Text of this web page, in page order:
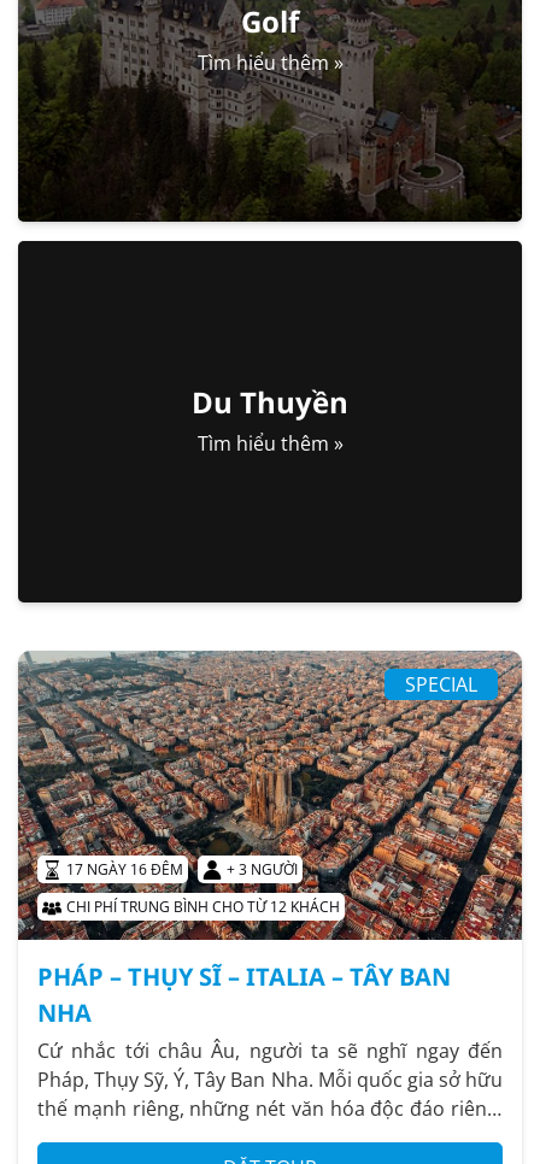
Golf
Tìm hiểu thêm »
Du Thuyền
Tìm hiểu thêm »
SPECIAL
17 NGÀY 16 ĐÊM
+ 3 NGƯỜI
CHI PHÍ TRUNG BÌNH CHO TỪ 12 KHÁCH
PHÁP – THỤY SĨ – ITALIA – TÂY BAN
NHA
Cứ nhắc tới châu Âu, người ta sẽ nghĩ ngay đến
Pháp, Thụy Sỹ, Ý, Tây Ban Nha. Mỗi quốc gia sở hữu
thế mạnh riêng, những nét văn hóa độc đáo riêng.
Chuyến đi...